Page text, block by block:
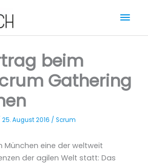
beim
Gathering
25. August 2016 / Scrum
München eine der weltweit
der agilen Welt statt: Das